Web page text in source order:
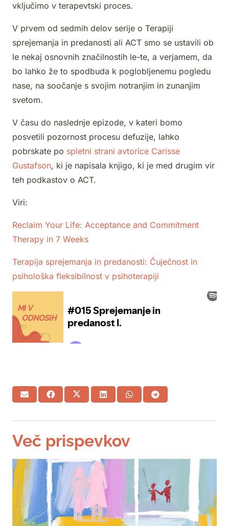
vključimo v terapevtski proces.
V prvem od sedmih delov serije o Terapiji
sprejemanja in predanosti ali ACT smo se ustavili ob
le nekaj osnovnih značilnostih le-te, a verjamem, da
bo lahko že to spodbuda k poglobljenemu pogledu
nase, na soočanje s svojim notranjim in zunanjim
svetom.
V času do naslednje epizode, v kateri bomo
posvetili pozornost procesu defuzije, lahko
pobrskate po spletni strani avtorice Carisse
Gustafson, ki je napisala knjigo, ki je med drugim vir
teh podkastov o ACT.
Viri:
Reclaim Your Life: Acceptance and Commitment
Therapy in 7 Weeks
Terapija sprejemanja in predanosti: Čuječnost in
psihološka fleksibilnost v psihoterapiji
Več prispevkov